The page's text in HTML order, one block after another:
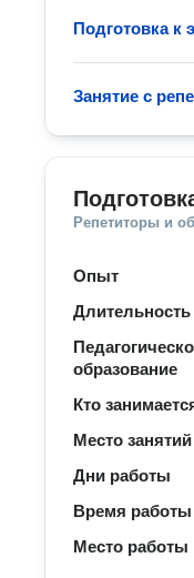
Подготовка к
Занятие с
Репетиторы и
Опыт
Длительность
образование
Кто
Место занятий
Дни работы
Время работы
Место работы